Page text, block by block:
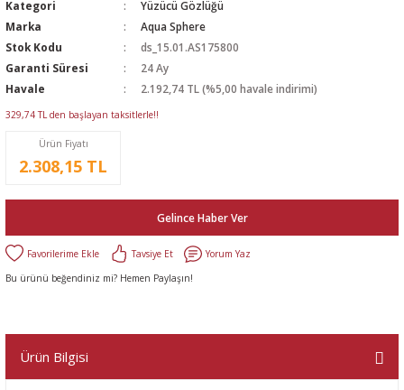
Kategori
Yüzücü Gözlüğü
Marka
Aqua Sphere
Stok Kodu
ds_15.01.AS175800
Garanti Süresi
24 Ay
Havale
2.192,74 TL (%5,00 havale indirimi)
329,74 TL den başlayan taksitlerle!!
Ürün Fiyatı
2.308,15 TL
Gelince Haber Ver
Tavsiye Et
Yorum Yaz
Bu ürünü beğendiniz mi? Hemen Paylaşın!
Ürün Bilgisi